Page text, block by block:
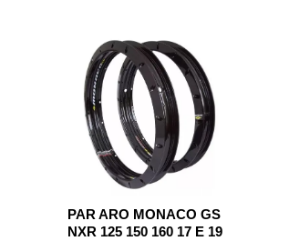
PAR ARO MONACO GS
NXR 125 150 160 17 E 19